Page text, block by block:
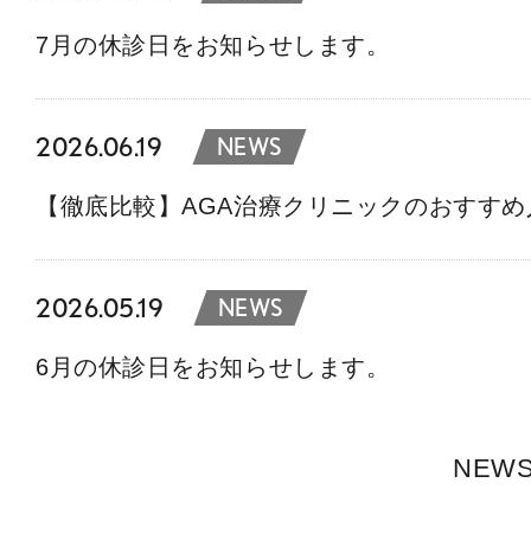
7月の休診日をお知らせします。
2026.06.19 NEWS
【徹底比較】AGA治療クリニックのおすす
2026.05.19 NEWS
6月の休診日をお知らせします。